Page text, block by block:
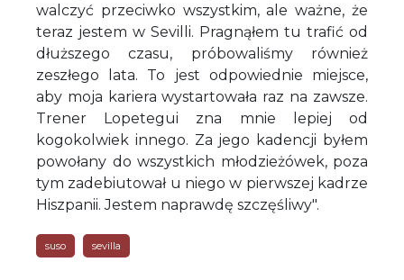
walczyć przeciwko wszystkim, ale ważne, że
teraz jestem w Sevilli. Pragnąłem tu trafić od
dłuższego czasu, próbowaliśmy również
zeszłego lata. To jest odpowiednie miejsce,
aby moja kariera wystartowała raz na zawsze.
Trener Lopetegui zna mnie lepiej od
kogokolwiek innego. Za jego kadencji byłem
powołany do wszystkich młodzieżówek, poza
tym zadebiutował u niego w pierwszej kadrze
Hiszpanii. Jestem naprawdę szczęśliwy".
suso sevilla